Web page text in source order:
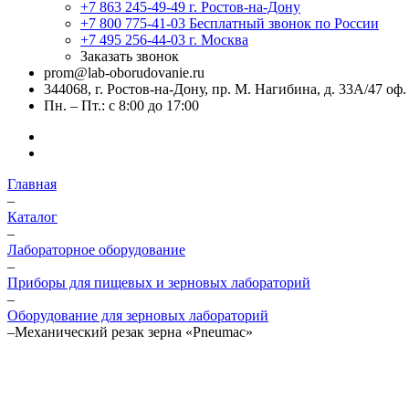
+7 863 245-49-49 г. Ростов-на-Дону
+7 800 775-41-03 Бесплатный звонок по России
+7 495 256-44-03 г. Москва
Заказать звонок
prom@lab-oborudovanie.ru
344068, г. Ростов-на-Дону, пр. М. Нагибина, д. 33А/47 оф.
Пн. – Пт.: с 8:00 до 17:00
Главная
–
Каталог
–
Лабораторное оборудование
–
Приборы для пищевых и зерновых лабораторий
–
Оборудование для зерновых лабораторий
–Механический резак зерна «Pneumac»